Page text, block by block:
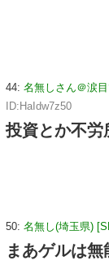
44: 名無しさん＠涙
ID:HaIdw7z50
投資とか不労
50: 名無し(埼玉県)
まあゲルは